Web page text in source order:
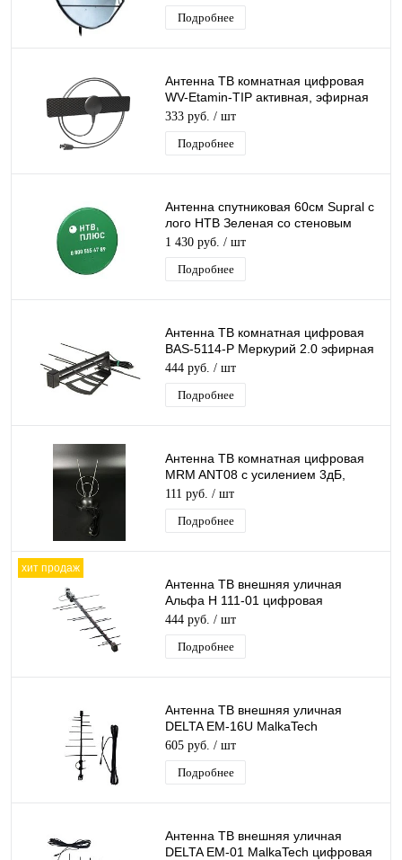
Подробнее
Антенна ТВ комнатная цифровая
WV-Etamin-TIP активная, эфирная
для DVB-T2 телевидения
333 руб. / шт
Подробнее
Антенна спутниковая 60см Supral с
лого НТВ Зеленая со стеновым
кронштейном
1 430 руб. / шт
Подробнее
Антенна ТВ комнатная цифровая
BAS-5114-P Меркурий 2.0 эфирная
для DVB-T2 телевидения
444 руб. / шт
Подробнее
Антенна ТВ комнатная цифровая
MRM ANT08 с усилением 3дБ,
эфирная для DVB-T2 телевидения
111 руб. / шт
Подробнее
хит продаж
Антенна ТВ внешняя уличная
Альфа Н 111-01 цифровая
эфирная для DVB-T2 телевидения
наружная
444 руб. / шт
Подробнее
Антенна ТВ внешняя уличная
DELTA EM-16U MalkaTech
цифровая эфирная для DVB-T2 ТВ
наружная
605 руб. / шт
Подробнее
Антенна ТВ внешняя уличная
DELTA EM-01 MalkaTech цифровая